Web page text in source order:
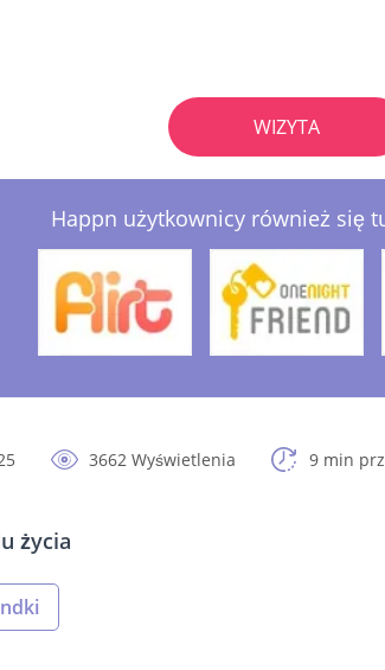
WIZYTA
Happn użytkownicy również się
3662 Wyświetlenia 9 min
życia